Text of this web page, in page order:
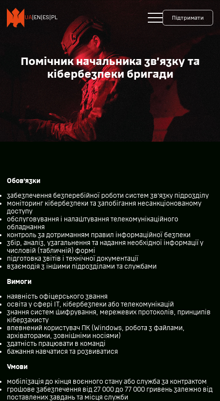
UA EN ES PL Підтримати
Помічник начальника зв’язку та
кібербезпеки бригади
Обов’язки
забезпечення безперебійної роботи систем зв’язку підрозділу
моніторинг кібербезпеки та запобігання несанкціонованому
доступу
обслуговування і налаштування телекомунікаційного
обладнання
контроль за дотриманням правил інформаційної безпеки
збір, аналіз, узагальнення та надання необхідної інформації у
числовій (табличній) формі
підготовка звітів і технічної документації
взаємодія з іншими підрозділами та службами
Вимоги
наявність офіцерського звання
освіта у сфері ІТ, кібербезпеки або телекомунікацій
знання систем шифрування, мережевих протоколів, принципів
кіберзахисту
впевнений користувач ПК (Windows, робота з файлами,
архіваторами, зовнішніми носіями)
здатність працювати в команді
бажання навчатися та розвиватися
Умови
мобілізація до кінця воєнного стану або служба за контрактом
грошове забезпечення від 27 000 до 77 000 гривень залежно від
поставлених завдань та місця служби